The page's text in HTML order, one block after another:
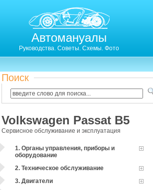
Автомануалы
Руководства. Советы. Схемы. Фото
Поиск
Volkswagen Passat B5
Сервисное обслуживание и эксплуатация
1. Органы управления, приборы и
оборудование
2. Техническое обслуживание
3. Двигатели